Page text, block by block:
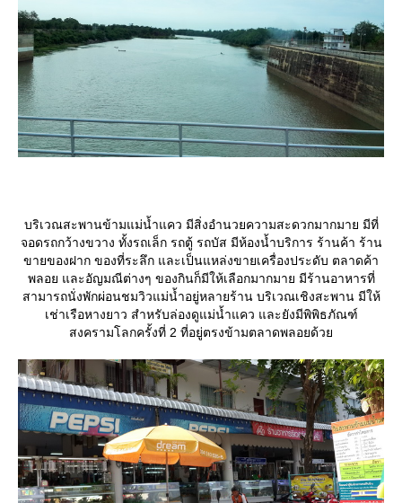
บริเวณสะพานข้ามแม่น้ำแคว มีสิ่งอำนวยความสะดวกมากมาย มีที่
จอดรถกว้างขวาง ทั้งรถเล็ก รถตู้ รถบัส มีห้องน้ำบริการ ร้านค้า ร้าน
ขายของฝาก ของที่ระลึก และเป็นแหล่งขายเครื่องประดับ ตลาดค้า
พลอย และอัญมณีต่างๆ ของกินก็มีให้เลือกมากมาย มีร้านอาหารที่
สามารถนั่งพักผ่อนชมวิวแม่น้ำอยู่หลายร้าน บริเวณเชิงสะพาน มีให้
เช่าเรือหางยาว สำหรับล่องดูแม่น้ำแคว และยังมีพิพิธภัณฑ์
สงครามโลกครั้งที่ 2 ที่อยู่ตรงข้ามตลาดพลอยด้ว